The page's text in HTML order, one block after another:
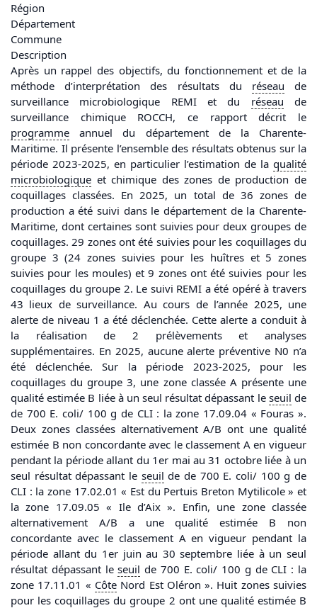
Région
Département
Commune
Description
Après un rappel des objectifs, du fonctionnement et de la
méthode d’interprétation des résultats du réseau de
surveillance microbiologique REMI et du réseau de
surveillance chimique ROCCH, ce rapport décrit le
programme annuel du département de la Charente-
Maritime. Il présente l’ensemble des résultats obtenus sur la
période 2023-2025, en particulier l’estimation de la qualité
microbiologique et chimique des zones de production de
coquillages classées. En 2025, un total de 36 zones de
production a été suivi dans le département de la Charente-
Maritime, dont certaines sont suivies pour deux groupes de
coquillages. 29 zones ont été suivies pour les coquillages du
groupe 3 (24 zones suivies pour les huîtres et 5 zones
suivies pour les moules) et 9 zones ont été suivies pour les
coquillages du groupe 2. Le suivi REMI a été opéré à travers
43 lieux de surveillance. Au cours de l’année 2025, une
alerte de niveau 1 a été déclenchée. Cette alerte a conduit à
la réalisation de 2 prélèvements et analyses
supplémentaires. En 2025, aucune alerte préventive N0 n’a
été déclenchée. Sur la période 2023-2025, pour les
coquillages du groupe 3, une zone classée A présente une
qualité estimée B liée à un seul résultat dépassant le seuil de
de 700 E. coli/ 100 g de CLI : la zone 17.09.04 « Fouras ».
Deux zones classées alternativement A/B ont une qualité
estimée B non concordante avec le classement A en vigueur
pendant la période allant du 1er mai au 31 octobre liée à un
seul résultat dépassant le seuil de de 700 E. coli/ 100 g de
CLI : la zone 17.02.01 « Est du Pertuis Breton Mytilicole » et
la zone 17.09.05 « Ile d’Aix ». Enfin, une zone classée
alternativement A/B a une qualité estimée B non
concordante avec le classement A en vigueur pendant la
période allant du 1er juin au 30 septembre liée à un seul
résultat dépassant leseuil de 700 E. coli/ 100 g de CLI : la
zone 17.11.01 « CôteNord Est Oléron ». Huit zones suivies
pour les coquillages du groupe 2 ont une qualité estimée B